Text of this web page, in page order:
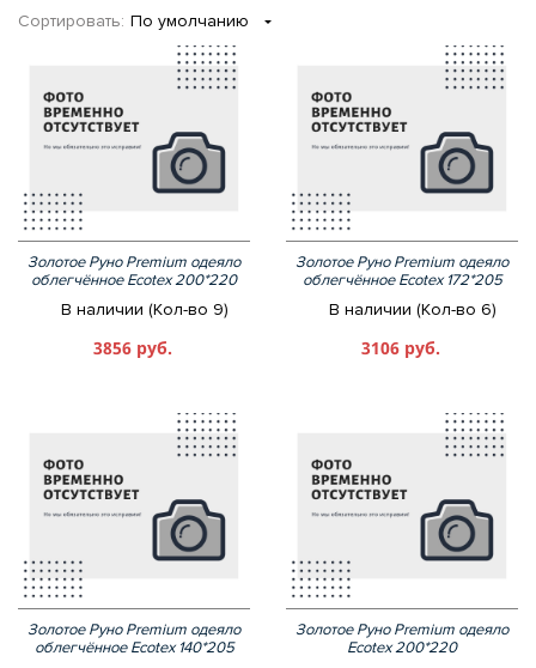
Сортировать: По умолчанию
Золотое Руно Premium одеяло
облегчённое Ecotex 200*220
В наличии (Кол-во 9)
3856 руб.
Золотое Руно Premium одеяло
облегчённое Ecotex 172*205
В наличии (Кол-во 6)
3106 руб.
Золотое Руно Premium одеяло
облегчённое Ecotex 140*205
Золотое Руно Premium одеяло
Ecotex 200*220